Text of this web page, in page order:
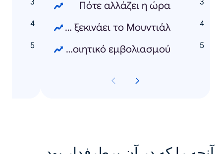
Πότε αλλάζει η ώρα
Πότε ξεκινάει το Μουντιάλ
Πότε λήγει το πιστοποιητικό εμβολιασμού